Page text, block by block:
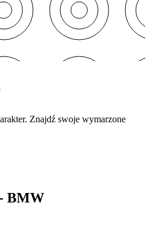
Znajdź swoje wymarzone
BMW